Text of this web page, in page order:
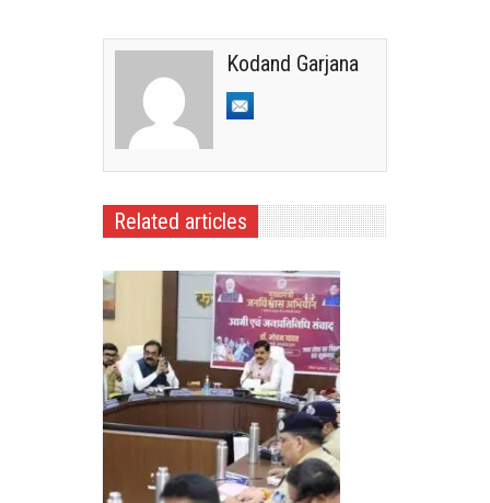
Kodand Garjana
Related articles